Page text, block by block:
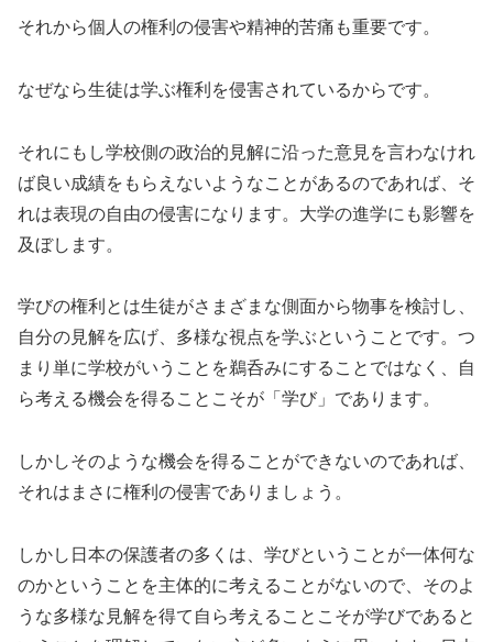
それから個人の権利の侵害や精神的苦痛も重要です。
なぜなら生徒は学ぶ権利を侵害されているからです。
それにもし学校側の政治的見解に沿った意見を言わなけれ
ば良い成績をもらえないようなことがあるのであれば、そ
れは表現の自由の侵害になります。大学の進学にも影響を
及ぼします。
学びの権利とは生徒がさまざまな側面から物事を検討し、
自分の見解を広げ、多様な視点を学ぶということです。つ
まり単に学校がいうことを鵜呑みにすることではなく、自
ら考える機会を得ることこそが「学び」であります。
しかしそのような機会を得ることができないのであれば、
それはまさに権利の侵害でありましょう。
しかし日本の保護者の多くは、学びということが一体何な
のかということを主体的に考えることがないので、そのよ
うな多様な見解を得て自ら考えることこそが学びであると